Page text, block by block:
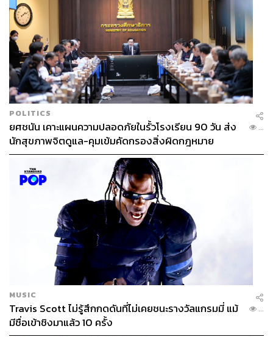
POLITICS
ยศชนัน เคาะแผนความปลอดภัยในรั้วโรงเรียน 90 วัน ส่ง
นักสุขภาพจิตดูแล-คุมเข้มคัดกรองสิ่งผิดกฎหมาย
...
MUSIC
Travis Scott ไม่รู้สึกกดดันที่ไม่เคยชนะรางวัลแกรมมี่ แม้
มีชื่อเข้าชิงมาแล้ว 10 ครั้ง
...